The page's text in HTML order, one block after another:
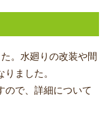
。水廻りの改装や間
ました。
で、詳細について